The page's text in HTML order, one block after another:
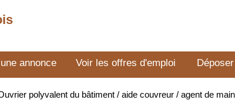
annonce Voir les offres d'emploi
polyvalent du bâtiment / aide couvreur / agent de